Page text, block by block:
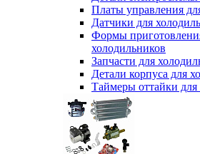
Платы управления
Датчики для
Формы
холодильников
Запчасти для
Детали корпуса для
Таймеры оттайки для